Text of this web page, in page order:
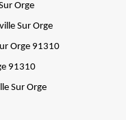
Orge
Sur Orge
Orge 91310
91310
Sur Orge